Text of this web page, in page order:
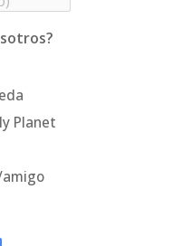
Planet